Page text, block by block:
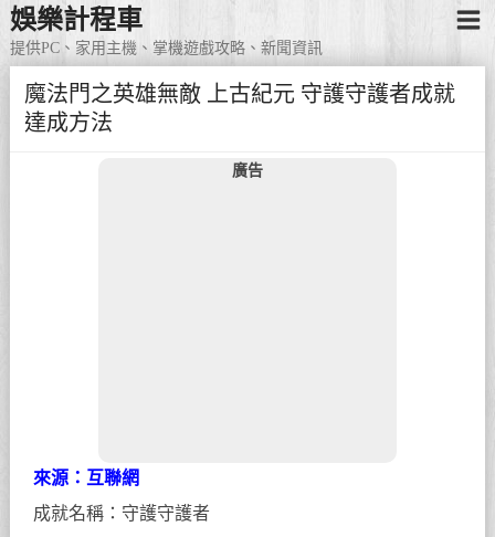
娛樂計程車
提供PC、家用主機、掌機遊戲攻略、新聞資訊
魔法門之英雄無敵 上古紀元 守護守護者成就
達成方法
廣告
來源：互聯網
成就名稱：守護守護者